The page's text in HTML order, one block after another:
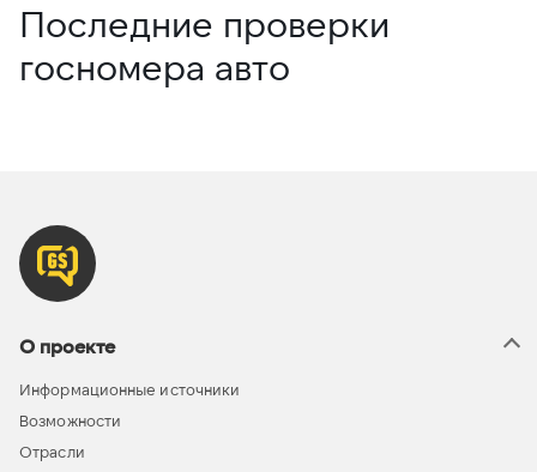
Последние проверки
госномера авто
О проекте
Информационные источники
Возможности
Отрасли